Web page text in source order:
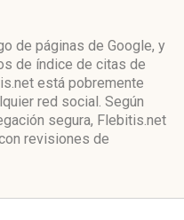
de páginas de Google, y
de índice de citas de
está pobremente
red social. Según
segura, Flebitis.net
revisiones de